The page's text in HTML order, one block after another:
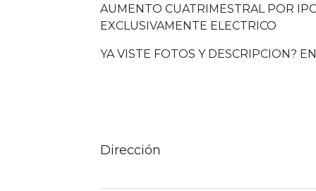
AUMENTO CUATRIMESTRAL POR
EXCLUSIVAMENTE ELECTRICO
YA VISTE FOTOS Y DESCRIPCION?
Dirección